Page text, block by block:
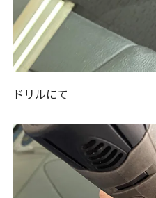
ドリルにて